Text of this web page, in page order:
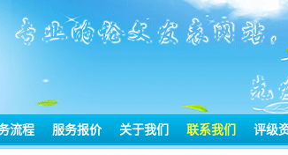
流程 服务报价 关于我们 联系我们 评级